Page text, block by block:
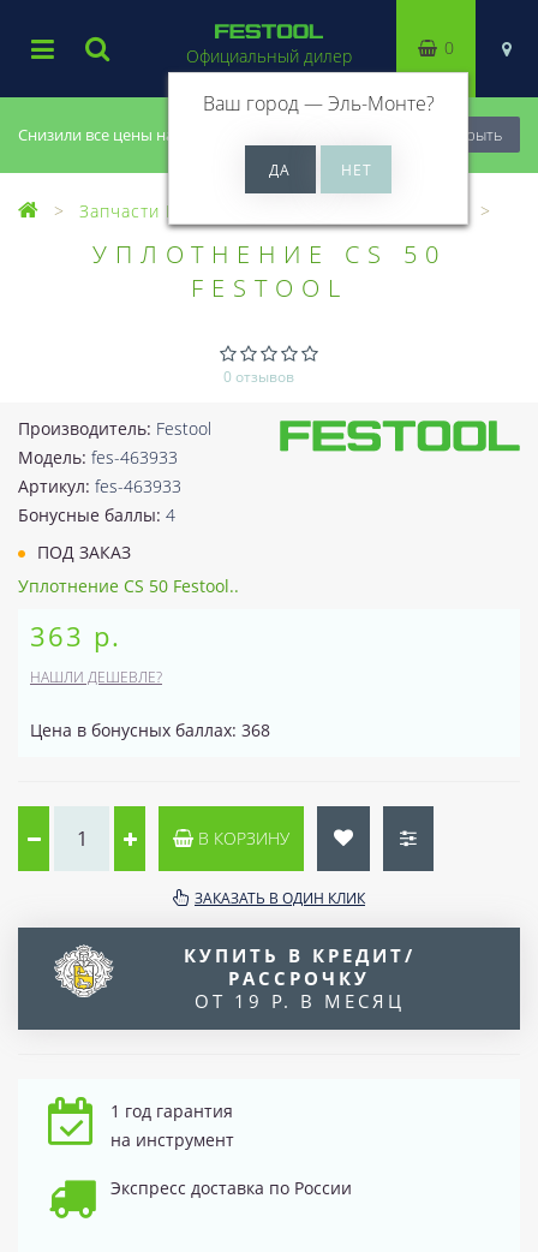
Снизили все цены на 20%, успей купить! Закрыть
Официальный дилер
Ваш город —Эль-Монте?
0
Запчасти Festool
УПЛОТНЕНИЕ CS 50
FESTOOL
0 отзывов
Производитель: Festool
Модель: fes-463933
Артикул: fes-463933
Бонусные баллы: 4
ПОД ЗАКАЗ
Уплотнение CS 50 Festool..
363 р.
НАШЛИ ДЕШЕВЛЕ?
Цена в бонусных баллах: 368
В КОРЗИНУ
ЗАКАЗАТЬ В ОДИН КЛИК
КУПИТЬ В КРЕДИТ/
РАССРОЧКУ
ОТ 19 Р. В МЕСЯЦ
1 год гарантия
на инструмент
Экспресс доставка по России